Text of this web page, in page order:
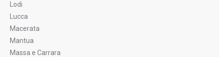
Lodi
Lucca
Macerata
Mantua
Massa e Carrara